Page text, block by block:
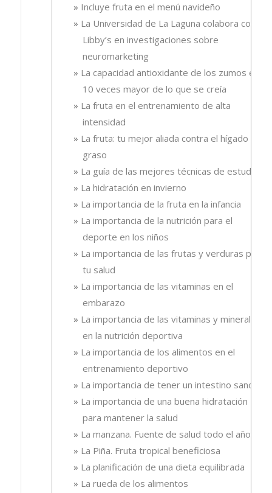
Incluye fruta en el menú navideño
La Universidad de La Laguna colabora con
Libby’s en investigaciones sobre
neuromarketing
La capacidad antioxidante de los zumos es
10 veces mayor de lo que se creía
La fruta en el entrenamiento de alta
intensidad
La fruta: tu mejor aliada contra el hígado
graso
La guía de las mejores técnicas de estudio
La hidratación en invierno
La importancia de la fruta en la infancia
La importancia de la nutrición para el
deporte en los niños
La importancia de las frutas y verduras para
tu salud
La importancia de las vitaminas en el
embarazo
La importancia de las vitaminas y minerales
en la nutrición deportiva
La importancia de los alimentos en el
entrenamiento deportivo
La importancia de tener un intestino sano
La importancia de una buena hidratación
para mantener la salud
La manzana. Fuente de salud todo el año
La Piña. Fruta tropical beneficiosa
La planificación de una dieta equilibrada
La rueda de los alimentos